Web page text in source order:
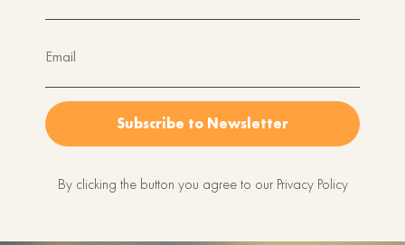
Email
Subscribe to Newsletter
By clicking the button you agree to our Privacy Policy